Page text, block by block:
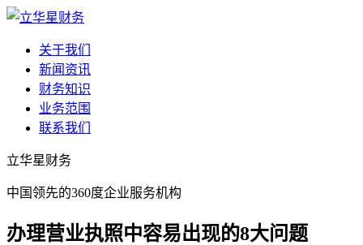
关于我们
新闻资讯
财务知识
业务范围
联系我们
立华星财务
中国领先的360度企业服务机构
办理营业执照中容易出现的8大问题